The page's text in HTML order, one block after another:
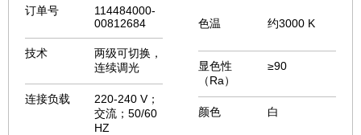
订单号
114484000-
00812684
技术
两级可切换，
连续调光
连接负载
220-240 V；
交流；50/60
HZ
色温 约3000 K
显色性
（Ra）
≥90
颜色 白